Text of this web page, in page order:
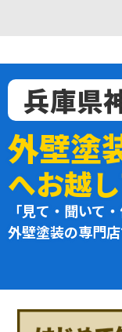
兵庫県
外壁塗
へお越
「見て・聞いて
外壁塗装の専門店